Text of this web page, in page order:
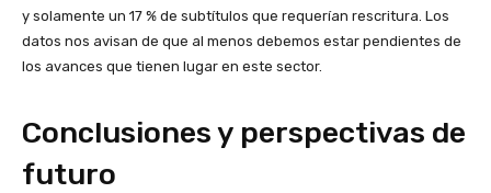
y solamente un 17 % de subtítulos que requerían rescritura. Los
datos nos avisan de que al menos debemos estar pendientes de
los avances que tienen lugar en este sector.
Conclusiones y perspectivas de
futuro